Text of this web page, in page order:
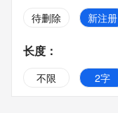
待删除 新注册
长度 ：
不限 2字